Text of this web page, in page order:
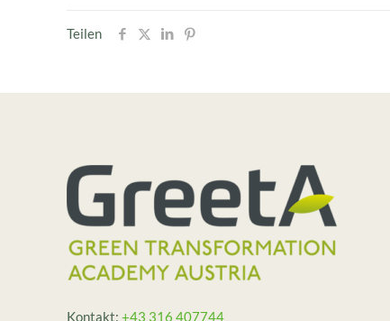
Teilen
Kontakt: +43 316 407744